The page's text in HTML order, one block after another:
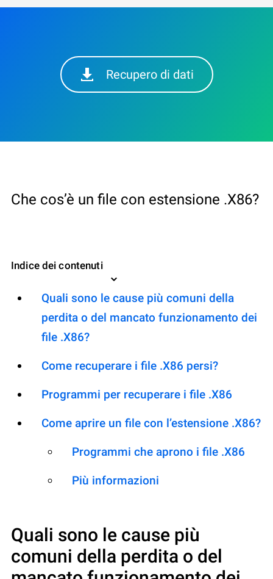
Recupero di dati
Che cos’è un file con estensione .X86?
Indice dei contenuti
Quali sono le cause più comuni della
perdita o del mancato funzionamento dei
file .X86?
Come recuperare i file .X86 persi?
Programmi per recuperare i file .X86
Come aprire un file con l’estensione .X86?
Programmi che aprono i file .X86
Più informazioni
Quali sono le cause più
comuni della perdita o del